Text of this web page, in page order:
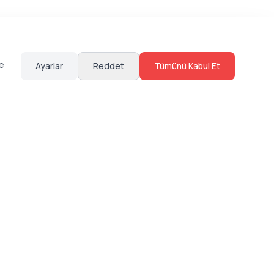
Ayarlar Reddet Tümünü Kabul Et